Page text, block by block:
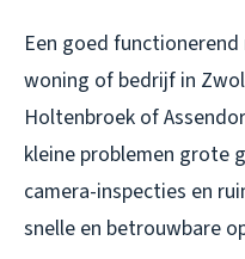
Een goed
woning of bedrijf in
Holtenbroek of
kleine problemen grote
camera-inspecties en
snelle en betrouwbare